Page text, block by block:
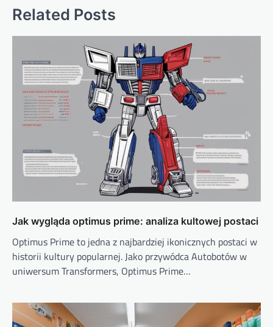
Related Posts
Jak wygląda optimus prime: analiza kultowej postaci
Optimus Prime to jedna z najbardziej ikonicznych postaci w
historii kultury popularnej. Jako przywódca Autobotów w
uniwersum Transformers, Optimus Prime…